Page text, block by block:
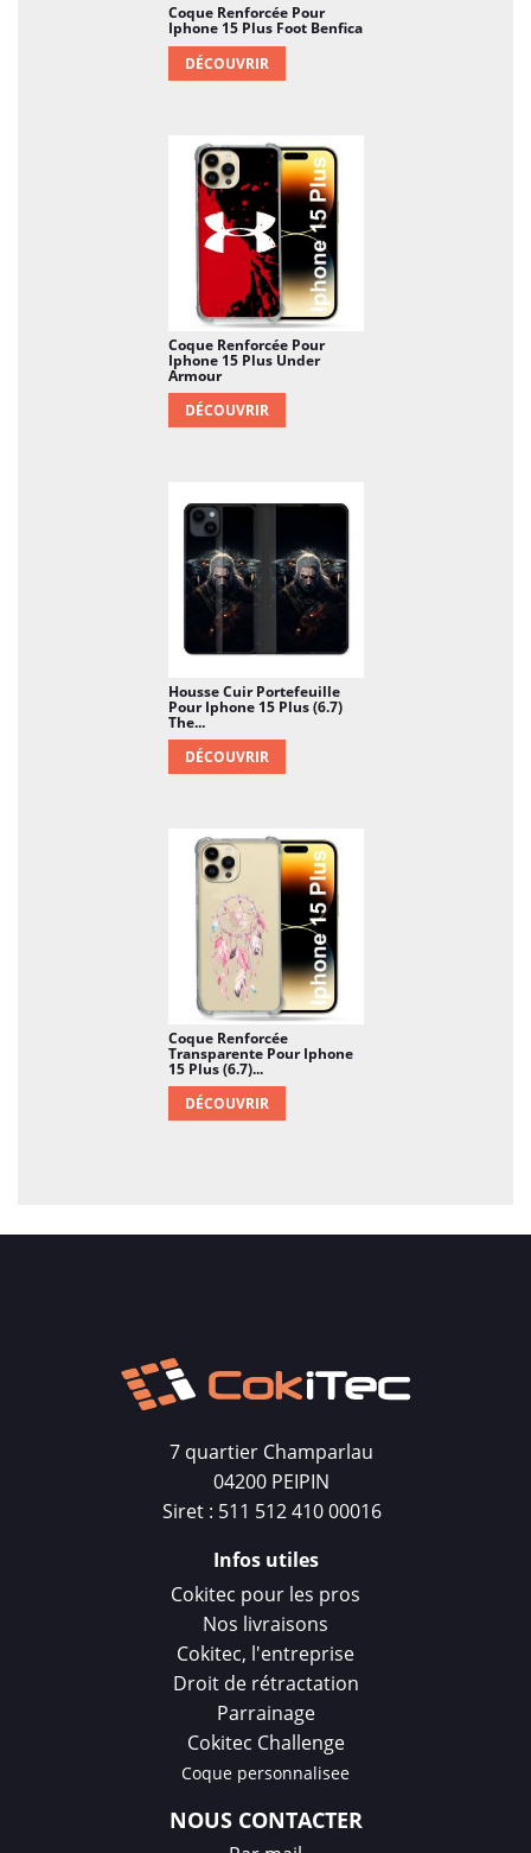
Coque Renforcée Pour
Iphone 15 Plus Foot Benfica
DÉCOUVRIR
Coque Renforcée Pour
Iphone 15 Plus Under
Armour
DÉCOUVRIR
Housse Cuir Portefeuille
Pour Iphone 15 Plus (6.7)
The...
DÉCOUVRIR
Coque Renforcée
Transparente Pour Iphone
15 Plus (6.7)...
DÉCOUVRIR
7 quartier Champarlau
04200 PEIPIN
Siret : 511 512 410 00016
Infos utiles
Cokitec pour les pros
Nos livraisons
Cokitec, l'entreprise
Droit de rétractation
Parrainage
Cokitec Challenge
Coque personnalisee
NOUS CONTACTER